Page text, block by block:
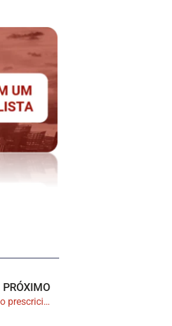
PRÓXIMO
Reconhecimento judicial de falha do cartório abre prazo prescricional da ação indenizatória contra tabelião